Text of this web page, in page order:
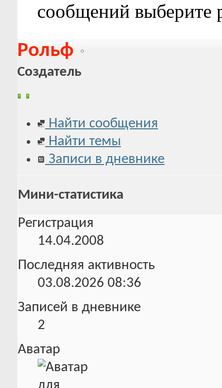
сообщений выберите
Рольф
Создатель
Найти сообщения
Найти темы
Записи в дневнике
Мини-статистика
Регистрация
14.04.2008
Последняя активность
03.08.2026 08:36
Записей в дневнике
2
Аватар